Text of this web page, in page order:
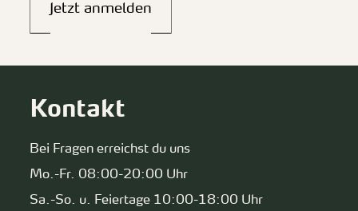
Jetzt anmelden
Kontakt
Bei Fragen erreichst du uns
Mo.-Fr. 08:00-20:00 Uhr
Sa.-So. u. Feiertage 10:00-18:00 Uhr